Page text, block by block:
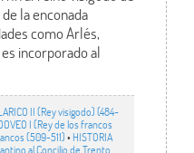
la enconada
como Arlés,
incorporado al
II (Rey visigodo) (484-
I (Rey de los francos
(509-511)• HISTORIA
al Concilio de Trento